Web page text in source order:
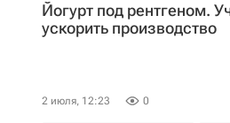
Йогурт под рентгеном.
ускорить производство
2 июля, 12:23 0